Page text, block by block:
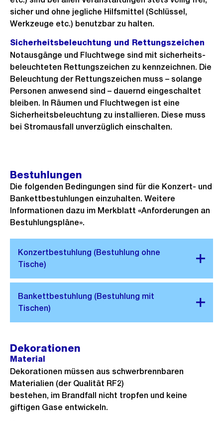
sicher und ohne jegliche Hilfsmittel (Schlüssel,
Werkzeuge etc.) benutzbar zu halten.
Sicherheitsbeleuchtung und Rettungszeichen
Notausgänge und Fluchtwege sind mit sicherheits-
beleuchteten Rettungszeichen zu kennzeichnen. Die
Beleuchtung der Rettungszeichen muss – solange
Personen anwesend sind – dauernd eingeschaltet
bleiben. In Räumen und Fluchtwegen ist eine
Sicherheitsbeleuchtung zu installieren. Diese muss
bei Stromausfall unverzüglich einschalten.
Bestuhlungen
Die folgenden Bedingungen sind für die Konzert- und
Bankettbestuhlungen einzuhalten. Weitere
Informationen dazu im Merkblatt «Anforderungen an
Bestuhlungspläne».
Dekorationen
Material
Dekorationen müssen aus schwerbrennbaren
Materialien (der Qualität RF2)
bestehen, im Brandfall nicht tropfen und keine
giftigen Gase entwickeln.